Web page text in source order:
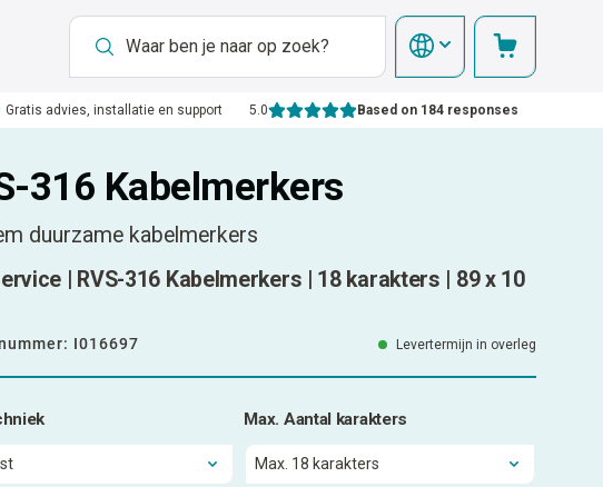
Gratis advies, installatie en support 5.0 Based on 184 responses
316 Kabelmerkers
duurzame kabelmerkers
| RVS-316 Kabelmerkers | 18 karakters | 89 x 10
I016697 Levertermijn in overleg
Max. Aantal karakters